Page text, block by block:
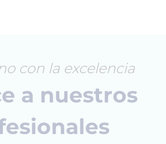
con la excelencia
a nuestros